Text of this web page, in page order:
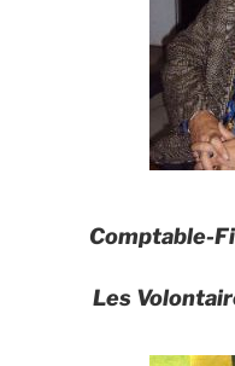
Comptable-
Les